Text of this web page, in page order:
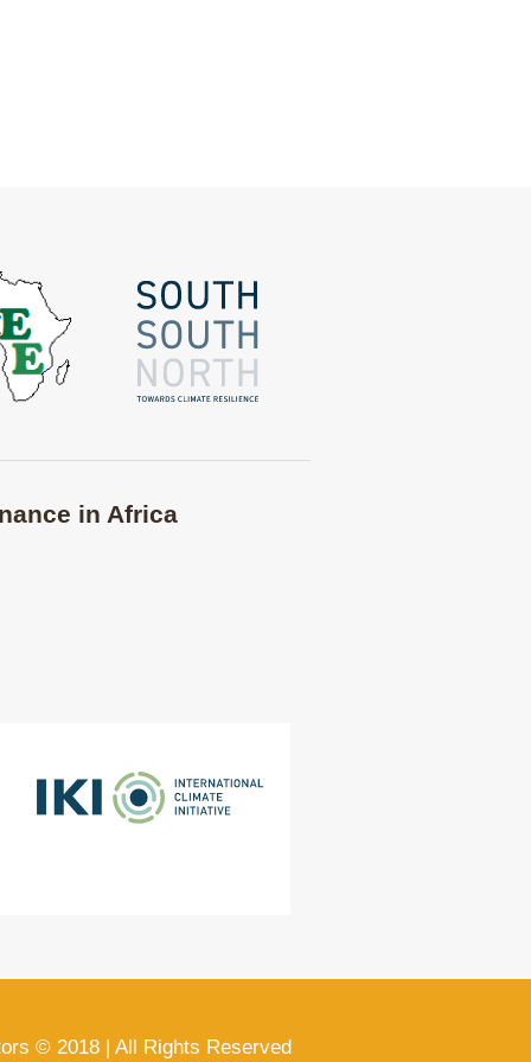
in Africa
© 2018 | All Rights Reserved